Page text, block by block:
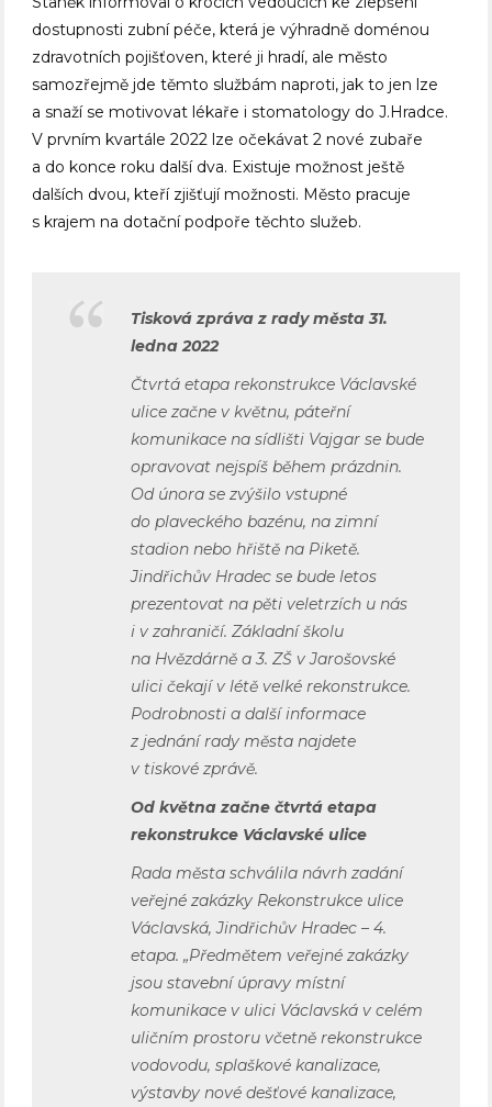
dostupnosti zubní péče, která je výhradně doménou
zdravotních pojišťoven, které ji hradí, ale město
samozřejmě jde těmto službám naproti, jak to jen lze
a snaží se motivovat lékaře i stomatology do J.Hradce.
V prvním kvartále 2022 lze očekávat 2 nové zubaře
a do konce roku další dva. Existuje možnost ještě
dalších dvou, kteří zjišťují možnosti. Město pracuje
s krajem na dotační podpoře těchto služeb.
Tisková zpráva z rady města 31.
ledna 2022
Čtvrtá etapa rekonstrukce Václavské
ulice začne v květnu, páteřní
komunikace na sídlišti Vajgar se bude
opravovat nejspíš během prázdnin.
Od února se zvýšilo vstupné
do plaveckého bazénu, na zimní
stadion nebo hřiště na Piketě.
Jindřichův Hradec se bude letos
prezentovat na pěti veletrzích u nás
i v zahraničí. Základní školu
na Hvězdárně a 3. ZŠ v Jarošovské
ulici čekají v létě velké rekonstrukce.
Podrobnosti a další informace
z jednání rady města najdete
v tiskové zprávě.
Od května začne čtvrtá etapa
rekonstrukce Václavské ulice
Rada města schválila návrh zadání
veřejné zakázky Rekonstrukce ulice
Václavská, Jindřichův Hradec – 4.
etapa. „Předmětem veřejné zakázky
jsou stavební úpravy místní
komunikace v ulici Václavská v celém
uličním prostoru včetně rekonstrukce
vodovodu, splaškové kanalizace,
výstavby nové dešťové kanalizace,